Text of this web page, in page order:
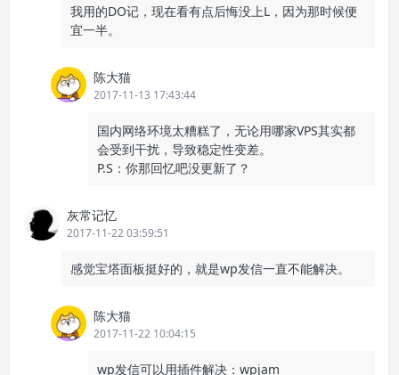
我用的DO记，现在看有点后悔没上L，因为那时候便
宜一半。
陈大猫
2017-11-13 17:43:44
国内网络环境太糟糕了，无论用哪家VPS其实都
会受到干扰，导致稳定性变差。
P.S：你那回忆吧没更新了？
灰常记忆
2017-11-22 03:59:51
感觉宝塔面板挺好的，就是wp发信一直不能解决。
陈大猫
2017-11-22 10:04:15
wp发信可以用插件解决：wpjam